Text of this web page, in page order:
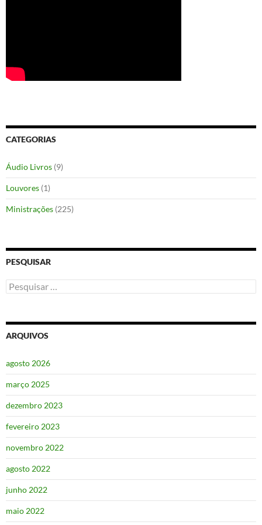
CATEGORIAS
Áudio Livros (9)
Louvores (1)
Ministrações (225)
PESQUISAR
Pesquisar
por:
ARQUIVOS
agosto 2026
março 2025
dezembro 2023
fevereiro 2023
novembro 2022
agosto 2022
junho 2022
maio 2022